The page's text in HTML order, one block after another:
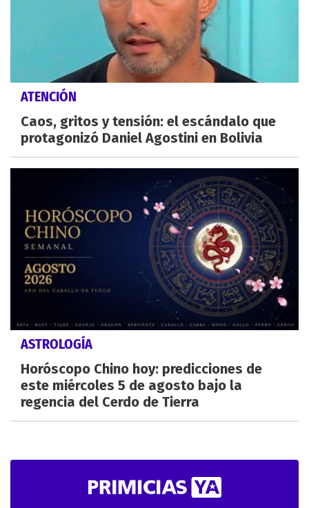
ATENCIÓN
Caos, gritos y tensión: el escándalo que
protagonizó Daniel Agostini en Bolivia
ASTROLOGÍA
Horóscopo Chino hoy: predicciones de
este miércoles 5 de agosto bajo la
regencia del Cerdo de Tierra